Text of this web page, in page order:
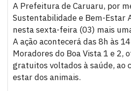
A Prefeitura de Caruaru, por
Sustentabilidade e Bem-Estar
nesta sexta-feira (03) mais
A ação acontecerá das 8h às
Moradores do Boa Vista 1 e 2,
gratuitos voltados à saúde, ao
estar dos animais.